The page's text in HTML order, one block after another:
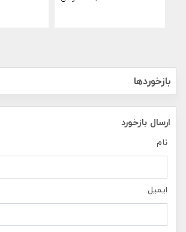
بازخوردها
ارسال بازخورد
نام
ایمیل